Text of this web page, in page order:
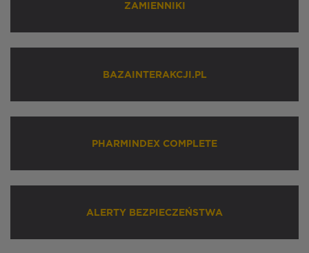
ZAMIENNIKI
BAZAINTERAKCJI.PL
PHARMINDEX COMPLETE
ALERTY BEZPIECZEŃSTWA